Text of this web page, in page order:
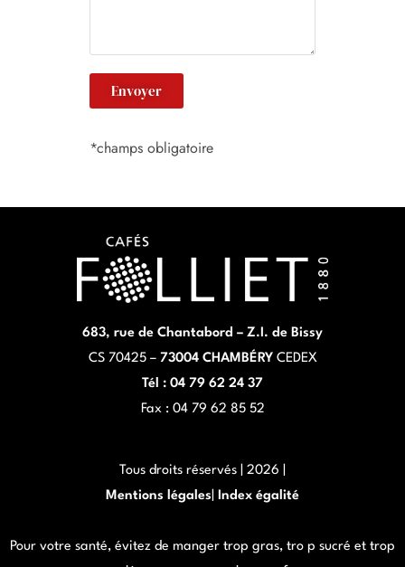
*champs obligatoire
683, rue de Chantabord – Z.I. de Bissy
CS 70425 – 73004 CHAMBÉRY CEDEX
Tél : 04 79 62 24 37
Fax : 04 79 62 85 52
Tous droits réservés | 2026 |
Mentions légales Index égalité
Pour votre santé, évitez de manger trop gras, tro p sucré et trop